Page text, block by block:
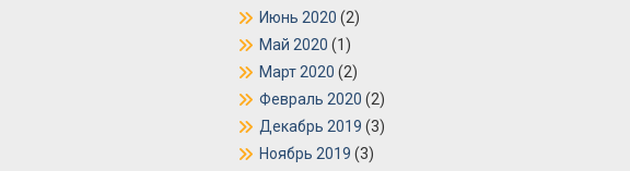
Июнь 2020 (2)
Май 2020 (1)
Март 2020 (2)
Февраль 2020 (2)
Декабрь 2019 (3)
Ноябрь 2019 (3)